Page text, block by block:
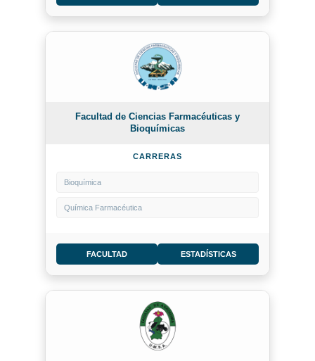
Facultad de Ciencias Farmacéuticas y
Bioquímicas
CARRERAS
Bioquímica
Química Farmacéutica
FACULTAD ESTADÍSTICAS